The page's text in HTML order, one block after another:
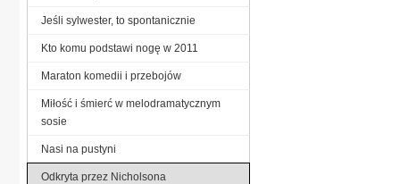
Jeśli sylwester, to spontanicznie
Kto komu podstawi nogę w 2011
Maraton komedii i przebojów
Miłość i śmierć w melodramatycznym
sosie
Nasi na pustyni
Odkryta przez Nicholsona